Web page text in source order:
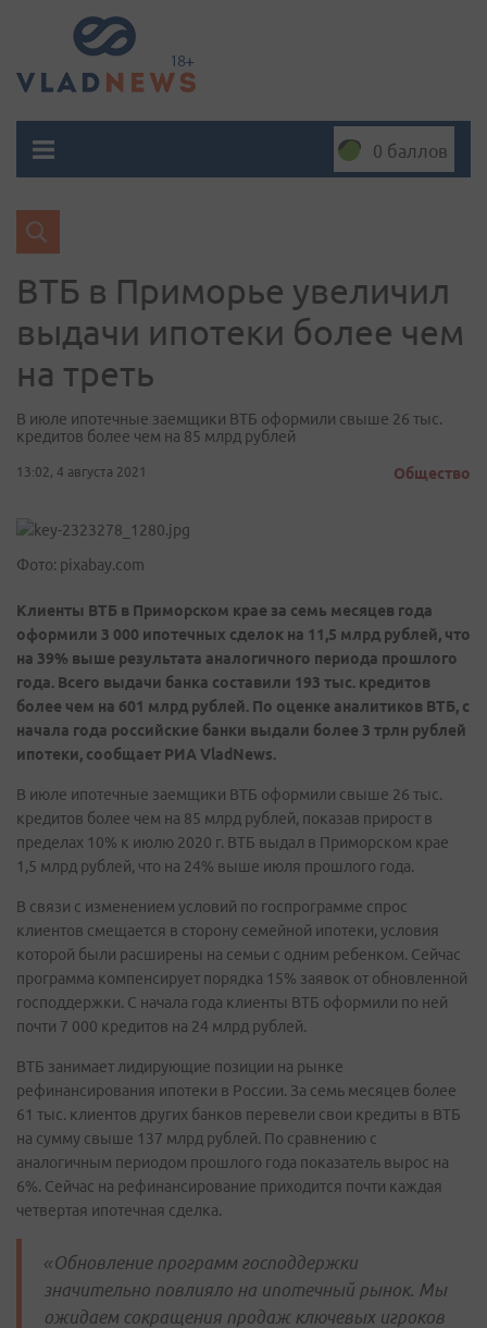
0 баллов
ВТБ в Приморье увеличил
выдачи ипотеки более чем
на треть
В июле ипотечные заемщики ВТБ оформили свыше 26 тыс.
кредитов более чем на 85 млрд рублей
13:02, 4 августа 2021 Общество
Фото: pixabay.com
Клиенты ВТБ в Приморском крае за семь месяцев года
оформили 3 000 ипотечных сделок на 11,5 млрд рублей, что
на 39% выше результата аналогичного периода прошлого
года. Всего выдачи банка составили 193 тыс. кредитов
более чем на 601 млрд рублей. По оценке аналитиков ВТБ, с
начала года российские банки выдали более 3 трлн рублей
ипотеки, сообщает РИА VladNews.
В июле ипотечные заемщики ВТБ оформили свыше 26 тыс.
кредитов более чем на 85 млрд рублей, показав прирост в
пределах 10% к июлю 2020 г. ВТБ выдал в Приморском крае
1,5 млрд рублей, что на 24% выше июля прошлого года.
В связи с изменением условий по госпрограмме спрос
клиентов смещается в сторону семейной ипотеки, условия
которой были расширены на семьи с одним ребенком. Сейчас
программа компенсирует порядка 15% заявок от обновленной
господдержки. С начала года клиенты ВТБ оформили по ней
почти 7 000 кредитов на 24 млрд рублей.
ВТБ занимает лидирующие позиции на рынке
рефинансирования ипотеки в России. За семь месяцев более
61 тыс. клиентов других банков перевели свои кредиты в ВТБ
на сумму свыше 137 млрд рублей. По сравнению с
аналогичным периодом прошлого года показатель вырос на
6%. Сейчас на рефинансирование приходится почти каждая
четвертая ипотечная сделка.
«Обновление программ господдержки
значительно повлияло на ипотечный рынок. Мы
ожидаем сокращения продаж ключевых игроков